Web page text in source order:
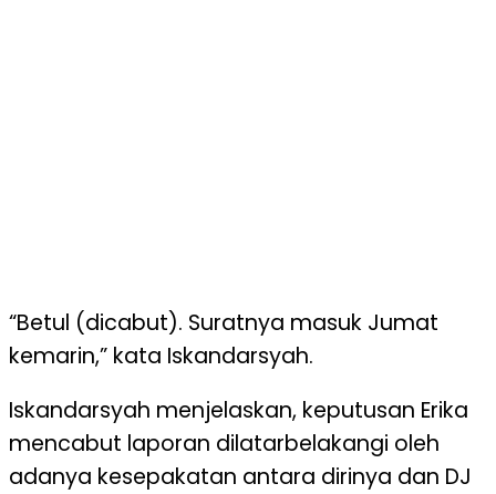
“Betul (dicabut). Suratnya masuk Jumat
kemarin,” kata Iskandarsyah.
Iskandarsyah menjelaskan, keputusan Erika
mencabut laporan dilatarbelakangi oleh
adanya kesepakatan antara dirinya dan DJ